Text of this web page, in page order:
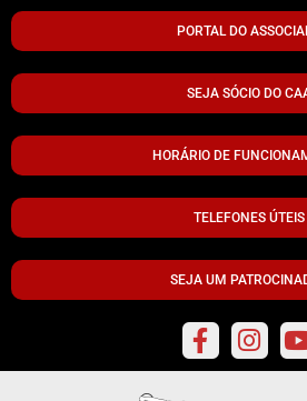
PORTAL DO
SEJA SÓCIO DO
HORÁRIO DE
TELEFONES ÚTEIS
SEJA UM